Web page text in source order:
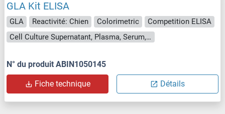
GLA Kit ELISA
GLA Reactivité: Chien Colorimetric
Competition ELISA
Cell Culture Supernatant, Plasma, Serum, Tissue Homogenate
N° du produit ABIN1050145
Fiche technique Détails